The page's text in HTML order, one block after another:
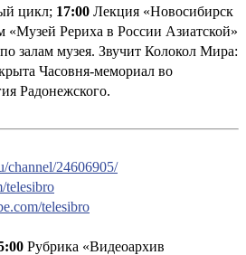
цикл; 17:00 Лекция «Новосибирск
Рериха в России Азиатской»
залам музея. Звучит Колокол Мира:
Часовня-мемориал во
Радонежского.
channel/24606905/
telesibro
telesibro
Рубрика «Видеоархив